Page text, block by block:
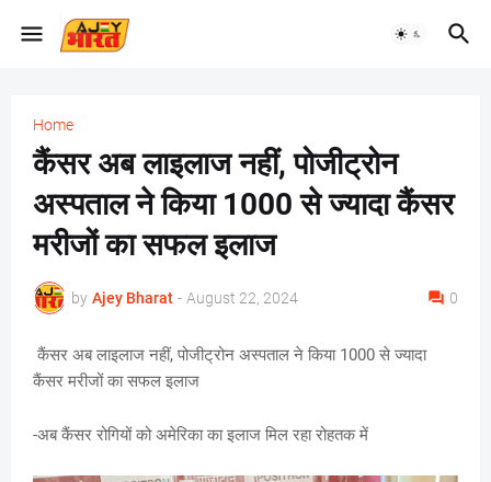
Home
कैंसर अब लाइलाज नहीं, पोजीट्रोन
अस्पताल ने किया 1000 से ज्यादा कैंसर
मरीजों का सफल इलाज
by Ajey Bharat - August 22, 2024 0
कैंसर अब लाइलाज नहीं, पोजीट्रोन अस्पताल ने किया 1000 से ज्यादा
कैंसर मरीजों का सफल इलाज
-अब कैंसर रोगियों को अमेरिका का इलाज मिल रहा रोहतक में